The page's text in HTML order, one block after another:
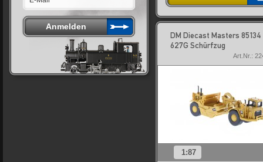
DM Diecast Masters 85134
627G Schürfzug
Art.Nr.:
1:87